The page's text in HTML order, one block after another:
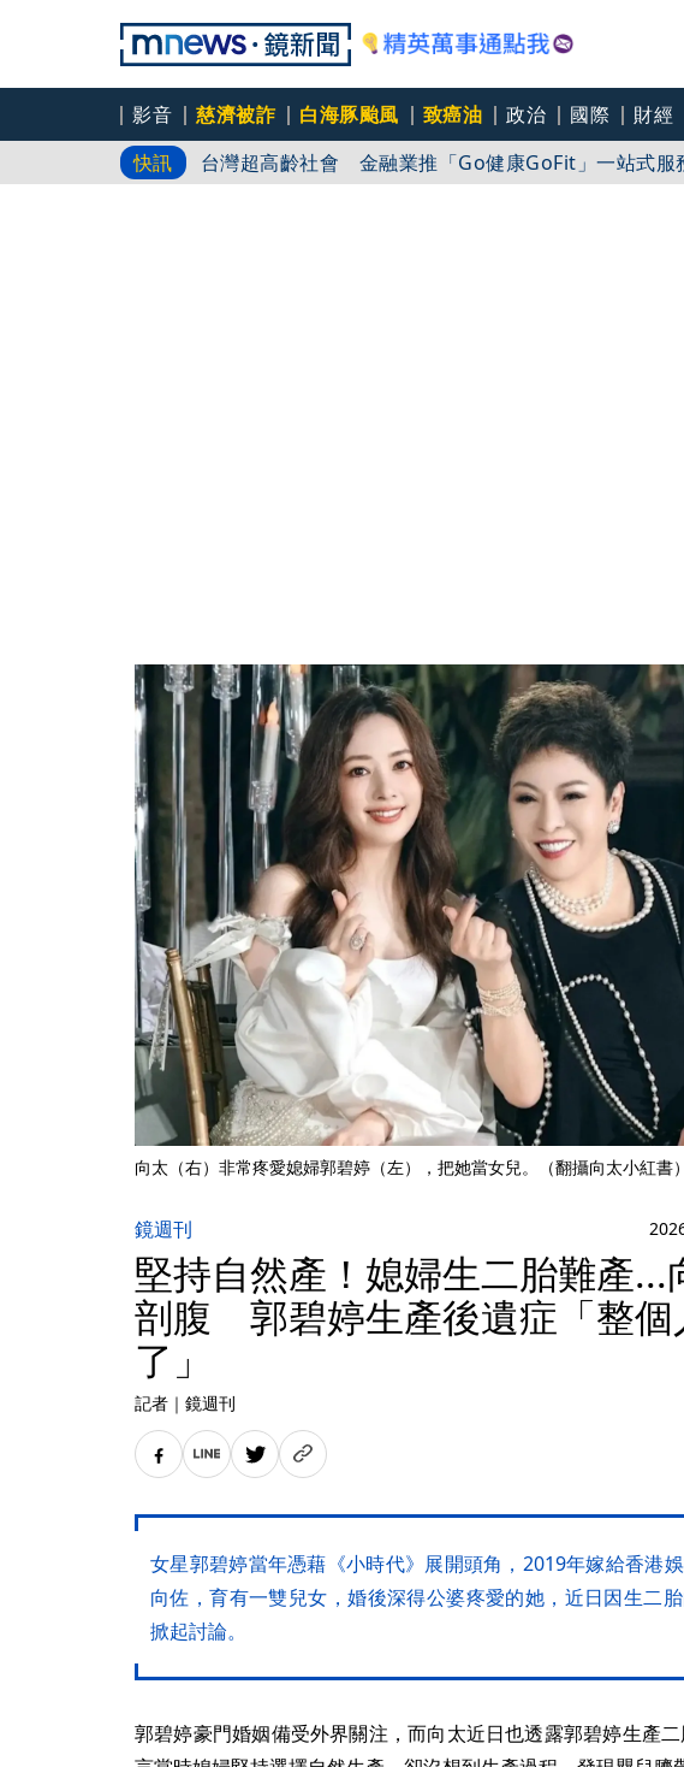
影音 慈濟被詐 白海豚颱風 致癌油 政治 國際 財經
快訊
台灣超高齡社會 金融業推「Go健康GoFit」一站式服
彰基胸腔外科醫「平均月薪157萬」 他揭「財富自由製
向太（右）非常疼愛媳婦郭碧婷（左），把她當女兒。（翻攝向太小紅書）
鏡週刊
堅持自然產！媳婦生二胎難產...
剖腹 郭碧婷生產後遺症「整個
了」
記者 ｜ 鏡週刊
女星郭碧婷當年憑藉《小時代》展開頭角，2019年嫁給香港
向佐，育有一雙兒女，婚後深得公婆疼愛的她，近日因生二
掀起討論。
郭碧婷豪門婚姻備受外界關注，而向太近日也透露郭碧婷生產